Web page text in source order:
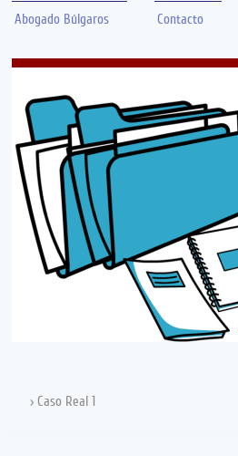
Abogado Búlgaros Contacto
Caso Real 1